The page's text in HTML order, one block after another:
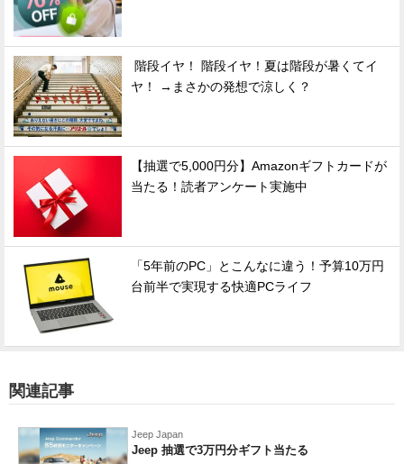
階段イヤ！ 階段イヤ！夏は階段が暑くてイ
ヤ！ →まさかの発想で涼しく？
【抽選で5,000円分】Amazonギフトカードが
当たる！読者アンケート実施中
「5年前のPC」とこんなに違う！予算10万円
台前半で実現する快適PCライフ
関連記事
Jeep Japan
Jeep 抽選で3万円分ギフト当たる